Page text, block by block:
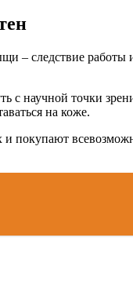
– следствие
с научной точки
на коже.
покупают